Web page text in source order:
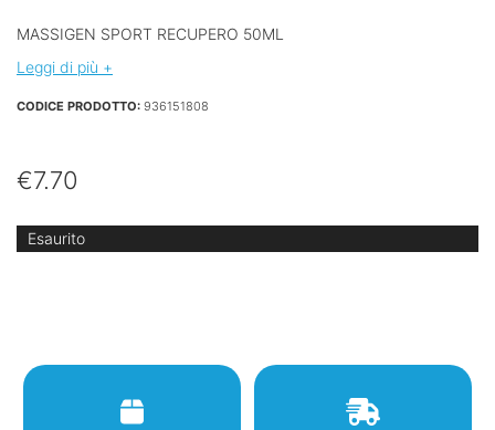
MASSIGEN SPORT RECUPERO 50ML
Leggi di più +
CODICE PRODOTTO: 936151808
€7.70
Esaurito